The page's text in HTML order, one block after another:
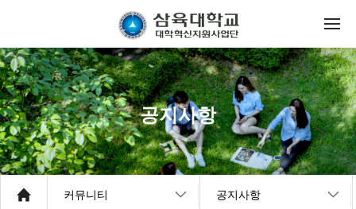
공지사항
커뮤니티 공지사항